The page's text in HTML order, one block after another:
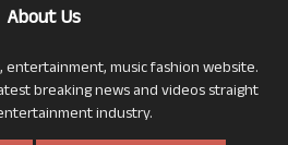
About Us
entertainment, music fashion website.
breaking news and videos straight
industry.